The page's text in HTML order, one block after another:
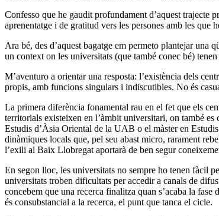
Confesso que he gaudit profundament d’aquest trajecte
aprenentatge i de gratitud vers les persones amb les que
Ara bé, des d’aquest bagatge em permeto plantejar una
un context on les universitats (que també conec bé)
M’aventuro a orientar una resposta: l’existència dels
propis, amb funcions singulars i indiscutibles. No és
La primera diferència fonamental rau en el fet que els
territorials existeixen en l’àmbit universitari, on també
Estudis d’Àsia Oriental de la UAB o el màster en
dinàmiques locals que, pel seu abast micro, rarament
l’exili al Baix Llobregat aportarà de ben segur
En segon lloc, les universitats no sempre ho tenen fàcil
universitats troben dificultats per accedir a canals de
concebem que una recerca finalitza quan s’acaba la
és consubstancial a la recerca, el punt que tanca el cicle.